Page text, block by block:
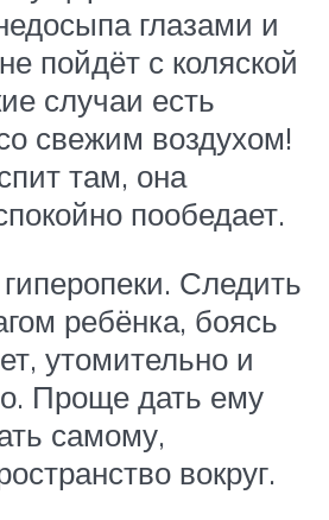
глазами и
пойдёт с коляской
случаи есть
свежим воздухом!
там, она
пообедает.
Следить
ребёнка, боясь
утомительно и
Проще дать ему
самому,
вокруг.